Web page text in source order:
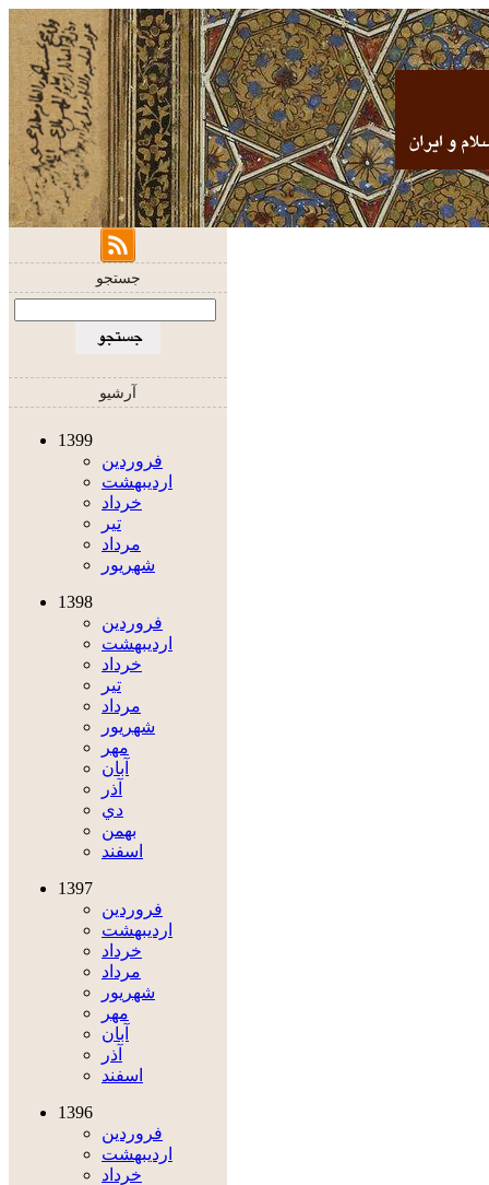
جستجو
آرشیو
1399
فروردين
ارديبهشت
خرداد
تير
مرداد
شهريور
1398
فروردين
ارديبهشت
خرداد
تير
مرداد
شهريور
مهر
آبان
آذر
دي
بهمن
اسفند
1397
فروردين
ارديبهشت
خرداد
مرداد
شهريور
مهر
آبان
آذر
اسفند
1396
فروردين
ارديبهشت
خرداد